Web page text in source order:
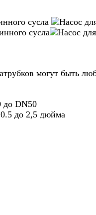
могут быть
до DN50
до 2,5 дюйма